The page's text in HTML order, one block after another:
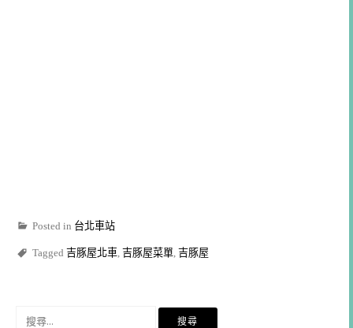
Posted in 台北車站
Tagged 吉豚屋北車, 吉豚屋菜單, 吉豚屋